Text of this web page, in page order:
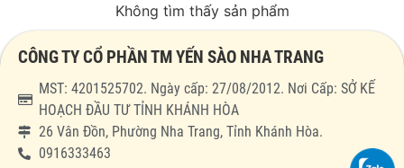
Không tìm thấy sản phẩm
CÔNG TY CỔ PHẦN TM YẾN SÀO NHA TRANG
MST: 4201525702. Ngày cấp: 27/08/2012. Nơi Cấp: SỞ KẾ
HOẠCH ĐẦU TƯ TỈNH KHÁNH HÒA
26 Vân Đồn, Phường Nha Trang, Tỉnh Khánh Hòa.
0916333463